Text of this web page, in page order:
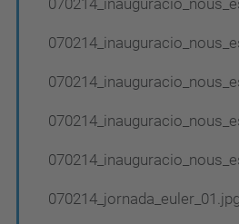
070214_jornada_euler_01.jpg